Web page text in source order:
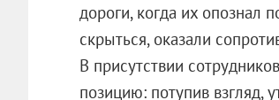
дороги, когда их опознал
скрыться, оказали
В присутствии
позицию: потупив взгляд,